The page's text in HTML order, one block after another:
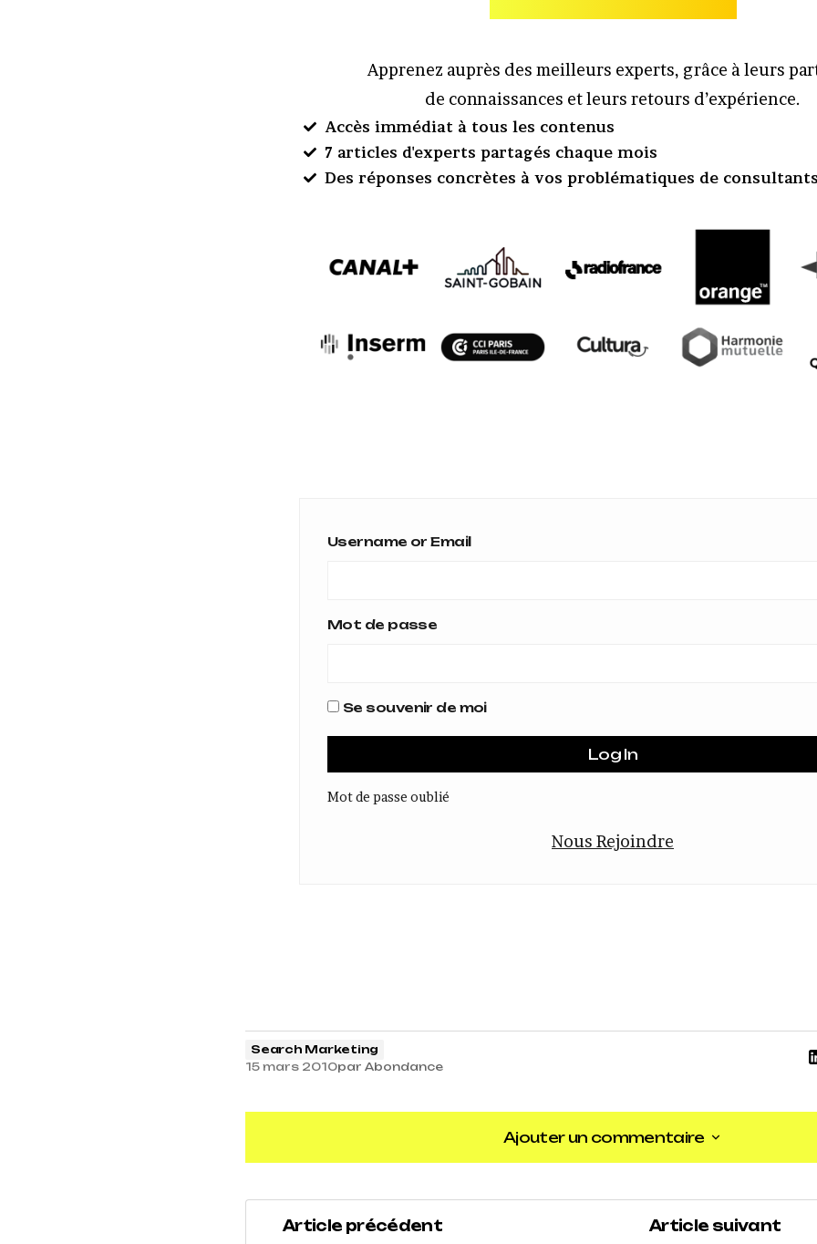
Apprenez auprès des meilleurs experts, grâce à leurs
de connaissances et leurs retours d’expérience.
Accès immédiat à tous les contenus
7 articles d'experts partagés chaque mois
Des réponses concrètes à vos problématiques de consultants
Username or Email
Mot de passe
Se souvenir de moi
Mot de passe oublié
Nous Rejoindre
Search Marketing
15 mars 2010par Abondance
Ajouter un commentaire
Ajouter un commentaire
Article précédent Article suivant